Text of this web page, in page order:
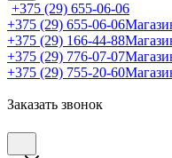
+375 (29) 655-06-06
+375 (29) 655-06-06
+375 (29) 166-44-88
+375 (29) 776-07-07
+375 (29) 755-20-60
Заказать звонок